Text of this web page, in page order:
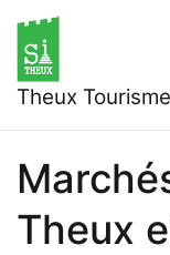
Theux Tourisme
Theux